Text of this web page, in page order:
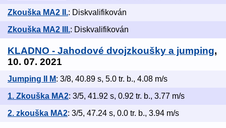
Zkouška MA2 II.: Diskvalifikován
Zkouška MA2 III.: Diskvalifikován
KLADNO - Jahodové dvojzkoušky a jumping,
10. 07. 2021
Jumping II M: 3/8, 40.89 s, 5.0 tr. b., 4.08 m/s
1. Zkouška MA2: 3/5, 41.92 s, 0.92 tr. b., 3.77 m/s
2. zkouška MA2: 3/5, 47.24 s, 0.0 tr. b., 3.94 m/s